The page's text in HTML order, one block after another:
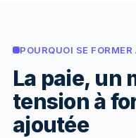
POURQUOI SE
La paie, un
tension à
ajoutée